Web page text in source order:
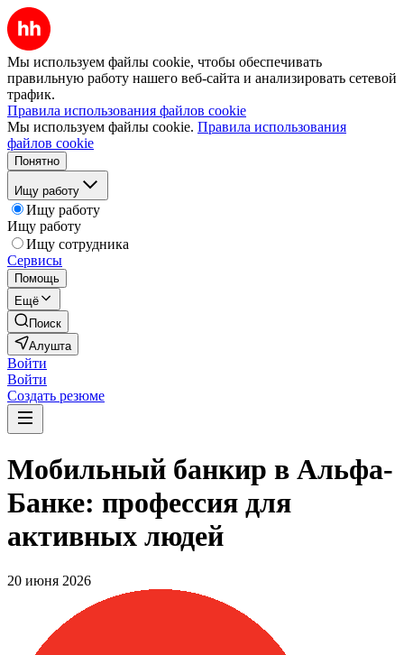
Мы используем файлы cookie, чтобы обеспечивать
правильную работу нашего веб-сайта и анализировать сетевой
трафик.
Правила использования файлов cookie
Мы используем файлы cookie. Правила использования
файлов cookie
Понятно
Ищу работу
Ищу работу
Ищу работу
Ищу сотрудника
Сервисы
Помощь
Ещё
Поиск
Алушта
Войти
Войти
Создать резюме
Мобильный банкир в Альфа-
Банке: профессия для
активных людей
20 июня 2026